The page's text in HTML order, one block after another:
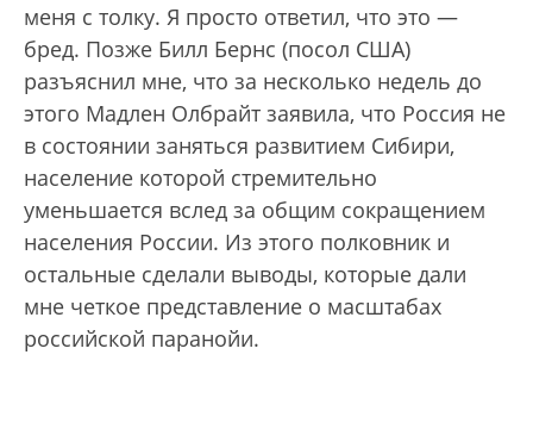
меня с толку. Я просто ответил, что это —
бред. Позже Билл Бернс (посол США)
разъяснил мне, что за несколько недель до
этого Мадлен Олбрайт заявила, что Россия не
в состоянии заняться развитием Сибири,
население которой стремительно
уменьшается вслед за общим сокращением
населения России. Из этого полковник и
остальные сделали выводы, которые дали
мне четкое представление о масштабах
российской паранойи.